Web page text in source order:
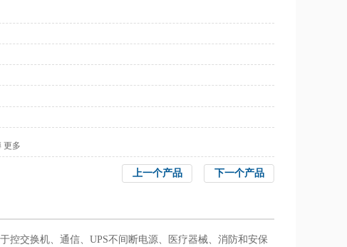
更多
下一个产品
上一个产品
控交换机、通信、UPS不间断电源、医疗器械、消防和安保